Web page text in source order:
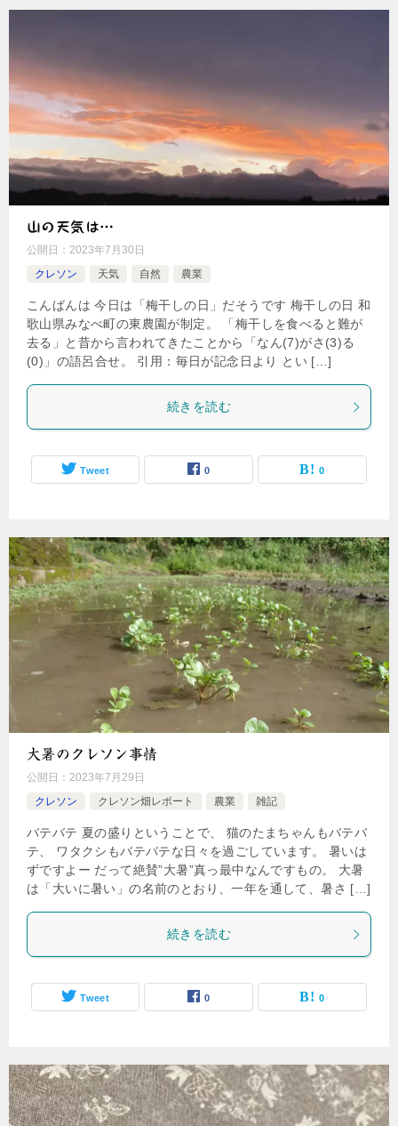
山の天気は…
公開日： 2023年7月30日
クレソン
天気 自然 農業
こんばんは 今日は「梅干しの日」だそうです 梅干しの日 和
歌山県みなべ町の東農園が制定。 「梅干しを食べると難が
去る」と昔から言われてきたことから「なん(7)がさ(3)る
(0)」の語呂合せ。 引用：毎日が記念日より とい […]
続きを読む
Tweet 0 0
大暑のクレソン事情
公開日： 2023年7月29日
クレソン
クレソン畑レポート 農業 雑記
バテバテ 夏の盛りということで、 猫のたまちゃんもバテバ
テ、 ワタクシもバテバテな日々を過ごしています。 暑いは
ずですよー だって絶賛”大暑”真っ最中なんですもの。 大暑
は「大いに暑い」の名前のとおり、一年を通して、暑さ […]
続きを読む
Tweet 0 0